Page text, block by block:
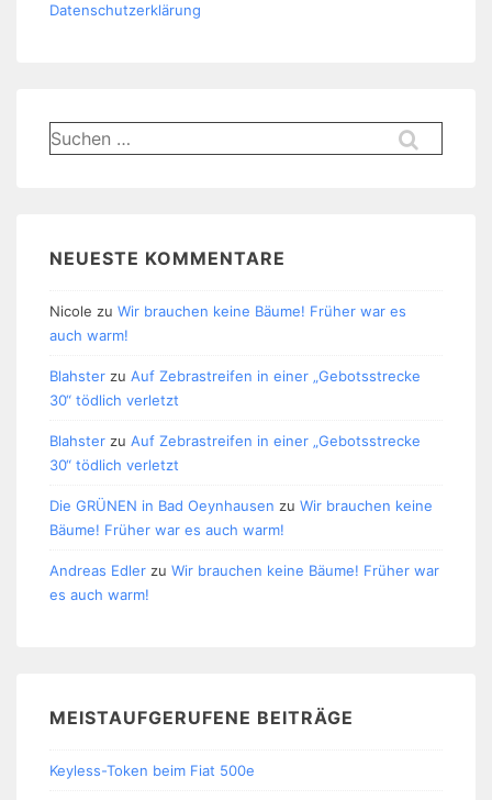
Datenschutzerklärung
Suchen
nach:
NEUESTE KOMMENTARE
Nicole zu Wir brauchen keine Bäume! Früher war es
auch warm!
Blahster zu Auf Zebrastreifen in einer „Gebotsstrecke
30“ tödlich verletzt
Blahster zu Auf Zebrastreifen in einer „Gebotsstrecke
30“ tödlich verletzt
Die GRÜNEN in Bad Oeynhausen zu Wir brauchen keine
Bäume! Früher war es auch warm!
Andreas Edler zu Wir brauchen keine Bäume! Früher war
es auch warm!
MEISTAUFGERUFENE BEITRÄGE
Keyless-Token beim Fiat 500e